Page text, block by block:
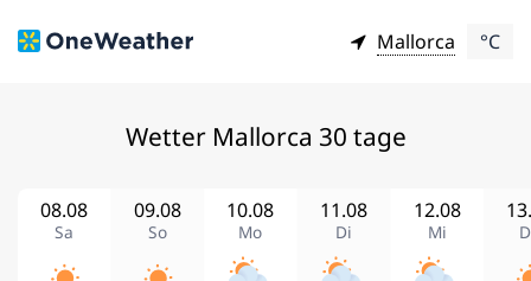
Mallorca °C
Wetter Mallorca 30 tage
Sa
08.08
So
09.08
Mo
10.08
Di
11.08
Mi
12.08